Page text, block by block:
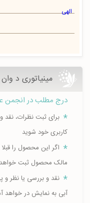
مینیاتوری د وان
درج مطلب در انجمن
برای ثبت نظرات، نقد
کاربری خود شوید
اگر این محصول را
مالک محصول ثبت
نقد و بررسی یا نظر
آبی به نمایش در خواهد